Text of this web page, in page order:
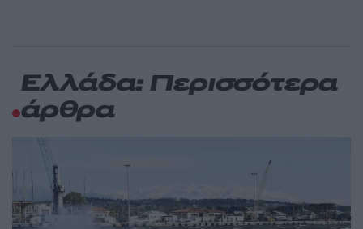
Ελλάδα: Περισσότερα
άρθρα